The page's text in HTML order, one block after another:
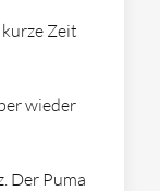
Zeit
wieder
Der Puma